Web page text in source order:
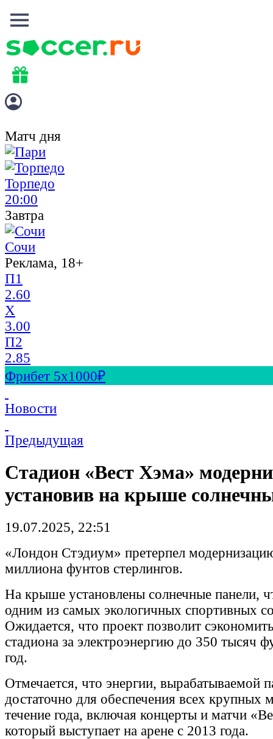
Матч дня
Торпедо
20:00
Завтра
Сочи
Реклама, 18+
П1
2.60
X
3.00
П2
2.85
Фрибет 5х1000₽
Новости
Предыдущая
Стадион «Вест Хэма»
установив на крыше
19.07.2025, 22:51
«Лондон Стэдиум» претерпел
миллиона фунтов стерлингов.
На крыше установлены солнечные панели,
одним из самых экологичных спортивных
Ожидается, что проект позволит
стадиона за электроэнергию до 350 тысяч
год.
Отмечается, что энергии, вырабатываемой
достаточно для обеспечения всех крупных
течение года, включая концерты и матчи
который выступает на арене с 2013 года.